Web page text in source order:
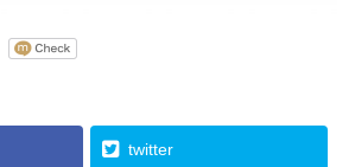
twitter